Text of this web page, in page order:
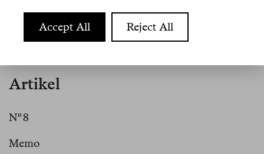
Palästinensischen Kulturforums.
Artikel
Nº 8
Memo
Accept All Reject All